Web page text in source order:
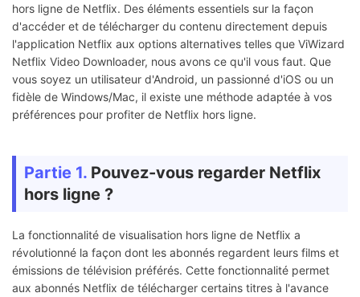
hors ligne de Netflix. Des éléments essentiels sur la façon
d'accéder et de télécharger du contenu directement depuis
l'application Netflix aux options alternatives telles que ViWizard
Netflix Video Downloader, nous avons ce qu'il vous faut. Que
vous soyez un utilisateur d'Android, un passionné d'iOS ou un
fidèle de Windows/Mac, il existe une méthode adaptée à vos
préférences pour profiter de Netflix hors ligne.
Partie 1. Pouvez-vous regarder Netflix
hors ligne ?
La fonctionnalité de visualisation hors ligne de Netflix a
révolutionné la façon dont les abonnés regardent leurs films et
émissions de télévision préférés. Cette fonctionnalité permet
aux abonnés Netflix de télécharger certains titres à l'avance